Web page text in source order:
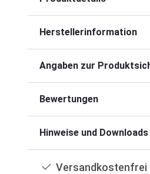
Herstellerinformation
Angaben zur
Bewertungen
Hinweise und Downloads
Versandkostenfrei